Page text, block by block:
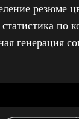
резюме
по
генерация